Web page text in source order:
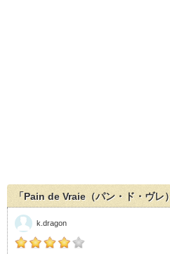
「Pain de Vraie（パン・ド・ヴレ
k.dragon